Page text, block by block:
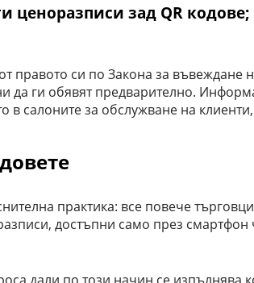
ценоразписи зад QR
правото си по Закона за въвеждане
да ги обявят предварително.
в салоните за обслужване на
практика: все повече
достъпни само през смартфон